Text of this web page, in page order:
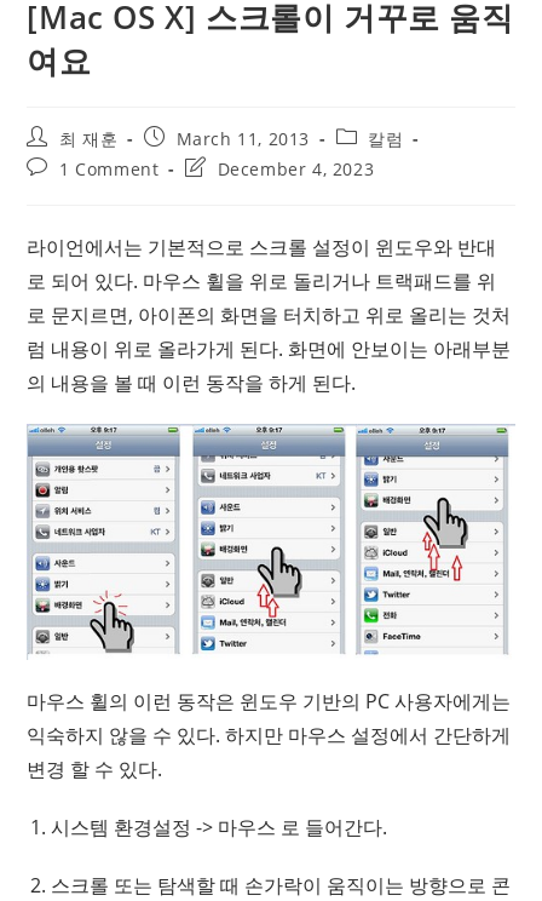
[Mac OS X] 스크롤이 거꾸로 움직
여요
Post
author:
최 재훈
Post
published:
March 11, 2013
Post
category:
칼럼
Post1 Comment
PostDecember 4, 2023
라이언에서는 기본적으로 스크롤 설정이 윈도우와 반대
로 되어 있다. 마우스 휠을 위로 돌리거나 트랙패드를 위
로 문지르면, 아이폰의 화면을 터치하고 위로 올리는 것처
럼 내용이 위로 올라가게 된다. 화면에 안보이는 아래부분
의 내용을 볼 때 이런 동작을 하게 된다.
마우스 휠의 이런 동작은 윈도우 기반의 PC 사용자에게는
익숙하지 않을 수 있다. 하지만 마우스 설정에서 간단하게
변경 할 수 있다.
시스템 환경설정 -> 마우스 로 들어간다.
스크롤 또는 탐색할 때 손가락이 움직이는 방향으로 콘